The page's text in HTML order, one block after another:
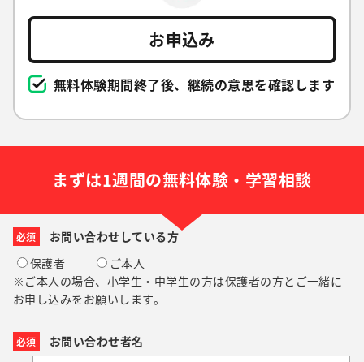
お申込み
無料体験期間終了後、継続の意思を確認します
まずは1週間の無料体験・学習相談
必須
お問い合わせしている方
保護者
ご本人
※ご本人の場合、小学生・中学生の方は保護者の方とご一緒に
お申し込みをお願いします。
必須
お問い合わせ者名